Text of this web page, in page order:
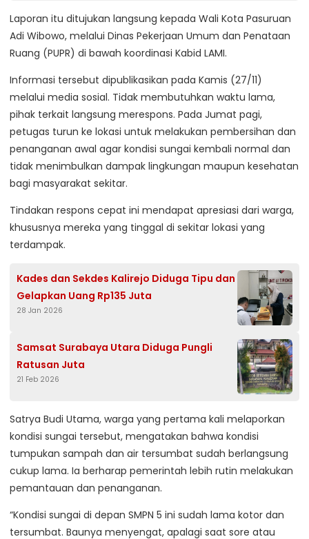
Laporan itu ditujukan langsung kepada Wali Kota Pasuruan
Adi Wibowo, melalui Dinas Pekerjaan Umum dan Penataan
Ruang (PUPR) di bawah koordinasi Kabid LAMI.
Informasi tersebut dipublikasikan pada Kamis (27/11)
melalui media sosial. Tidak membutuhkan waktu lama,
pihak terkait langsung merespons. Pada Jumat pagi,
petugas turun ke lokasi untuk melakukan pembersihan dan
penanganan awal agar kondisi sungai kembali normal dan
tidak menimbulkan dampak lingkungan maupun kesehatan
bagi masyarakat sekitar.
Tindakan respons cepat ini mendapat apresiasi dari warga,
khususnya mereka yang tinggal di sekitar lokasi yang
terdampak.
Kades dan Sekdes Kalirejo Diduga Tipu dan
Gelapkan Uang Rp135 Juta
28 Jan 2026
Samsat Surabaya Utara Diduga Pungli
Ratusan Juta
21 Feb 2026
Satrya Budi Utama, warga yang pertama kali melaporkan
kondisi sungai tersebut, mengatakan bahwa kondisi
tumpukan sampah dan air tersumbat sudah berlangsung
cukup lama. Ia berharap pemerintah lebih rutin melakukan
pemantauan dan penanganan.
“Kondisi sungai di depan SMPN 5 ini sudah lama kotor dan
tersumbat. Baunya menyengat, apalagi saat sore atau